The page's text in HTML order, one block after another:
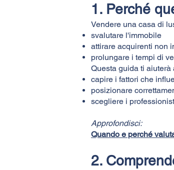
1. Perché
Vendere una casa di
svalutare l'immobile
attirare acquirenti non
prolungare i tempi di
Questa guida ti aiuterà
capire i fattori che
posizionare
scegliere i
Approfondisci:
Quando e perché
2.